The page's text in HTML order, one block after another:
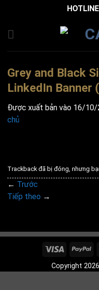
nội
Grey and Black
LinkedIn Banner
Được xuất bản vào 16/10/
chủ
Trackback đã bị đóng, nhưng
← Trước
Tiếp theo →
Visa
Copyright